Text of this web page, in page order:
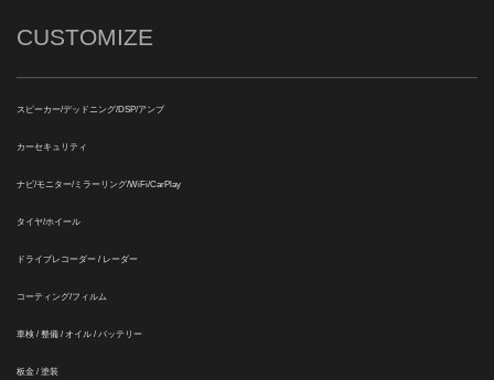
CUSTOMIZE
スピーカー/デッドニング/DSP/アンプ
カーセキュリティ
ナビ/モニター/ミラーリング/WiFi/CarPlay
タイヤ/ホイール
ドライブレコーダー / レーダー
コーティング/フィルム
車検 / 整備 / オイル / バッテリー
板金 / 塗装